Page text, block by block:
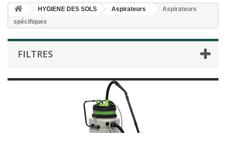
HYGIENE DES SOLS Aspirateurs
Aspirateurs
spécifiques
FILTRES